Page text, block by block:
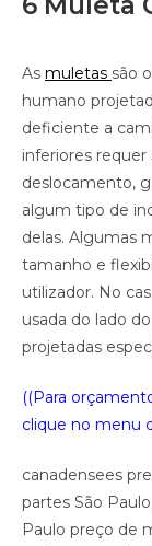
As muletas são
humano
deficiente a
inferiores
deslocamento,
algum tipo de
delas. Algumas
tamanho e
utilizador. No
usada do lado
projetadas
((Para
clique no menu
canadensees
partes São
Paulo preço de